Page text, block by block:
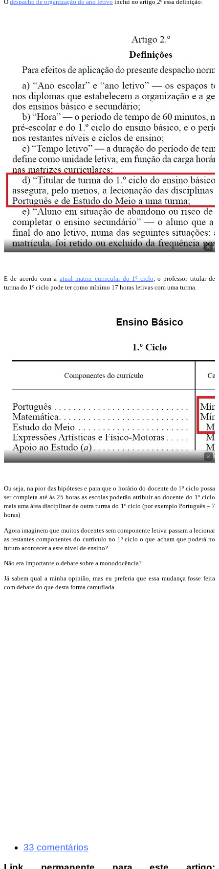
O despacho de organização do ano letivo inclui no artigo 2º essa definição:
×
E de acordo com a atual matriz curricular do 1º ciclo, o professor titular de
turma do 1º ciclo pode ter como mínimo 17 horas letivas com uma turma.
×
Ou seja, na pior das hipóteses e para que o horário do docente do 1º ciclo possa
ser completa até às 25 horas as escolas poderão atribuir ao docente do 1º ciclo
mais uma área disciplinar de outra turma do 1º ciclo (por exemplo Português – 7
horas)
Agora imaginem que muitos docentes sem componente letiva passam a lecionar
as restantes componentes do currículo no 1º ciclo o que acham que poderá no
futuro acontecer a este nível de ensino?
Não era importante o debate sobre a monodocência?
Já sabem qual a minha opinião, mas eu preferia que essa mudança fosse feita
com debate do que desta forma camuflada.
33 comentários